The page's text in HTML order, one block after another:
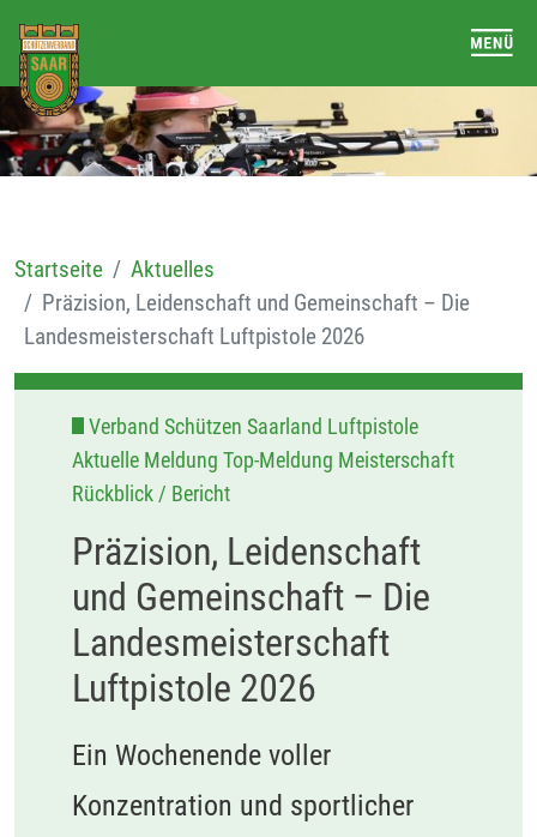
Startseite
Aktuelles
Präzision, Leidenschaft und Gemeinschaft – Die
Landesmeisterschaft Luftpistole 2026
Verband Schützen Saarland Luftpistole
Aktuelle Meldung Top-Meldung Meisterschaft
Rückblick / Bericht
Präzision, Leidenschaft
und Gemeinschaft – Die
Landesmeisterschaft
Luftpistole 2026
Ein Wochenende voller
Konzentration und sportlicher